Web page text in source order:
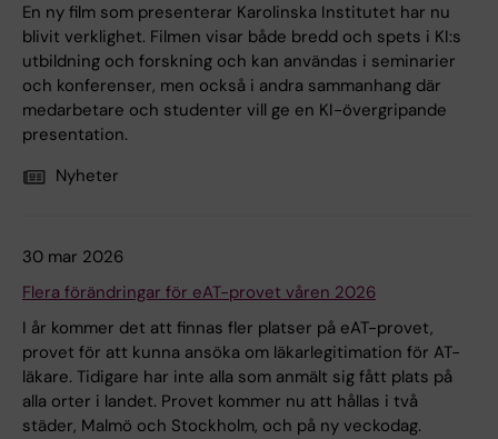
En ny film som presenterar Karolinska Institutet har nu
blivit verklighet. Filmen visar både bredd och spets i KI:s
utbildning och forskning och kan användas i seminarier
och konferenser, men också i andra sammanhang där
medarbetare och studenter vill ge en KI-övergripande
presentation.
Nyheter
30 mar 2026
Flera förändringar för eAT-provet våren 2026
I år kommer det att finnas fler platser på eAT-provet,
provet för att kunna ansöka om läkarlegitimation för AT-
läkare. Tidigare har inte alla som anmält sig fått plats på
alla orter i landet. Provet kommer nu att hållas i två
städer, Malmö och Stockholm, och på ny veckodag.